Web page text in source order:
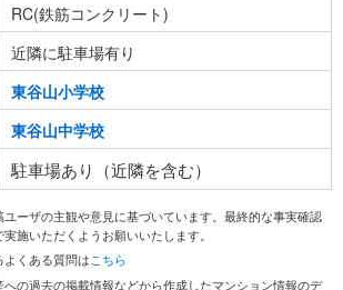
RC(鉄筋コンクリート)
近隣に駐車場有り
東谷山小学校
東谷山中学校
駐車場あり（近隣を含む）
ーザの主観や意見に基づいています。最終的な事実確認
施いただくようお願いいたします。
くある質問はこちら
への過去の掲載情報などから作成したマンション情報のデ